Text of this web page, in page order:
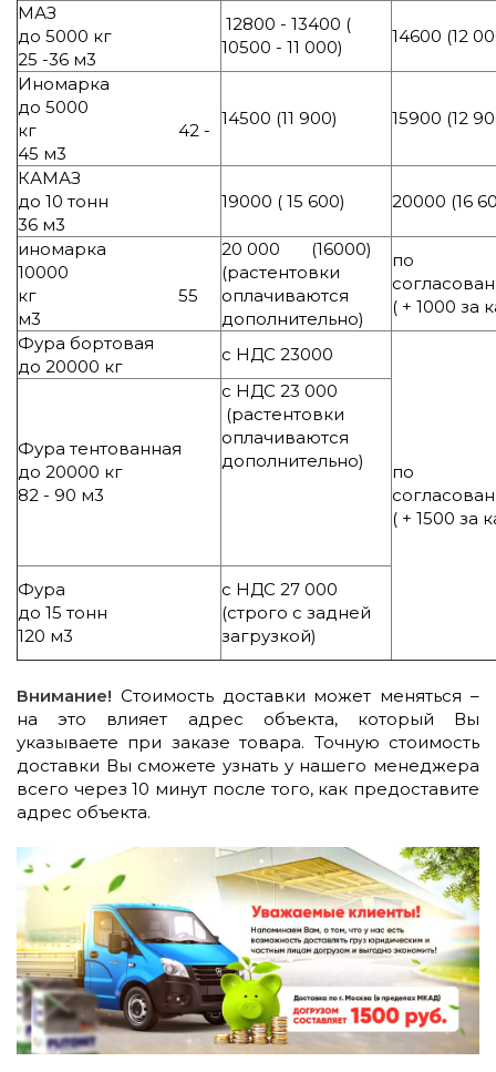
МАЗ
до 5000 кг
25 -36 м3
12800 - 13400 (
10500 - 11 000)
14600 (12
Иномарка
до 5000
кг 42 -
45 м3
14500 (11 900) 15900 (12
КАМАЗ
до 10 тонн
36 м3
19000 ( 15 600) 20000 (16
иномарка
10000
кг 55
м3
20 000 (16000)
(растентовки
оплачиваются
дополнительно)
по
( + 1000 за
Фура бортовая
до 20000 кг
с НДС 23000
по
( + 1500 за
Фура тентованная
до 20000 кг
82 - 90 м3
с НДС 23 000
(растентовки
оплачиваются
дополнительно)
Фура
до 15 тонн
120 м3
с НДС 27 000
(строго с задней
загрузкой)
Внимание! Стоимость доставки может меняться –
на это влияет адрес объекта, который Вы
указываете при заказе товара. Точную стоимость
доставки Вы сможете узнать у нашего менеджера
всего через 10 минут после того, как предоставите
адрес объекта.